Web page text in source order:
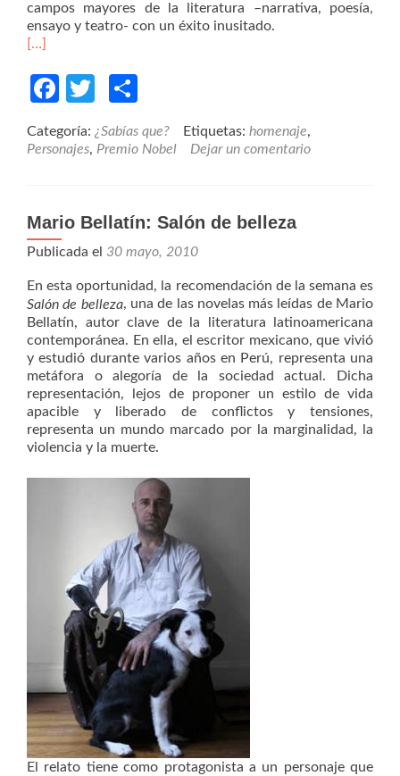
campos mayores de la literatura –narrativa, poesía,
ensayo y teatro- con un éxito inusitado.
[…]
Facebook
Twitter
Categoría: ¿Sabías que? Etiquetas: homenaje,
Personajes, Premio Nobel Dejar un comentario
Mario Bellatín: Salón de belleza
Publicada el 30 mayo, 2010
En esta oportunidad, la recomendación de la semana es
Salón de belleza, una de las novelas más leídas de Mario
Bellatín, autor clave de la literatura latinoamericana
contemporánea. En ella, el escritor mexicano, que vivió
y estudió durante varios años en Perú, representa una
metáfora o alegoría de la sociedad actual. Dicha
representación, lejos de proponer un estilo de vida
apacible y liberado de conflictos y tensiones,
representa un mundo marcado por la marginalidad, la
violencia y la muerte.
El relato tiene como protagonista a un personaje que